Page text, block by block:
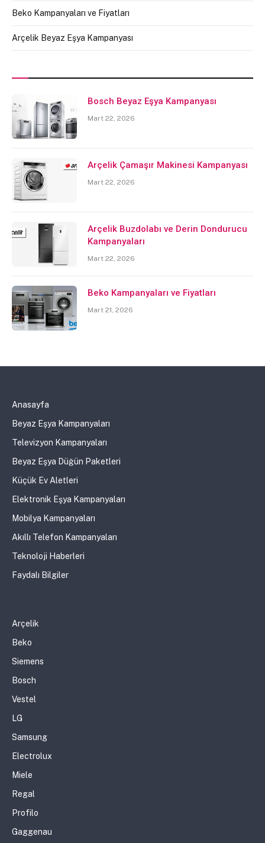
Beko Kampanyaları ve Fiyatları
Arçelik Beyaz Eşya Kampanyası
Bosch Beyaz Eşya Kampanyası
Mart 22, 2026
Arçelik Çamaşır Makinesi Kampanyası
Mart 22, 2026
Arçelik Buzdolabı ve Derin Dondurucu
Kampanyaları
Mart 22, 2026
Beko Kampanyaları ve Fiyatları
Mart 21, 2026
Anasayfa
Beyaz Eşya Kampanyaları
Televizyon Kampanyaları
Beyaz Eşya Düğün Paketleri
Küçük Ev Aletleri
Elektronik Eşya Kampanyaları
Mobilya Kampanyaları
Akıllı Telefon Kampanyaları
Teknoloji Haberleri
Faydalı Bilgiler
Arçelik
Beko
Siemens
Bosch
Vestel
LG
Samsung
Electrolux
Miele
Regal
Profilo
Gaggenau